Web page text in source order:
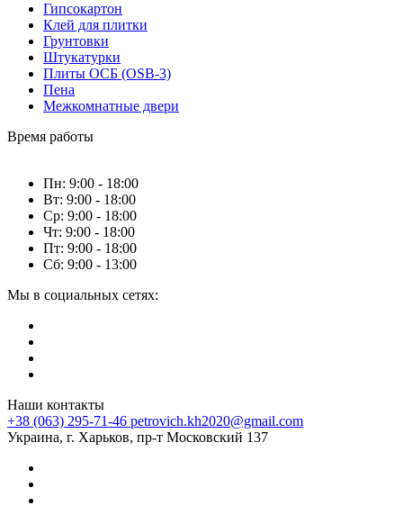
Гипсокартон
Клей для плитки
Грунтовки
Штукатурки
Плиты ОСБ (OSB-3)
Пена
Межкомнатные двери
Время работы
Пн: 9:00 - 18:00
Вт: 9:00 - 18:00
Ср: 9:00 - 18:00
Чт: 9:00 - 18:00
Пт: 9:00 - 18:00
Сб: 9:00 - 13:00
Мы в социальных сетях:
Наши контакты
+38 (063) 295-71-46 petrovich.kh2020@gmail.com
Украина, г. Харьков, пр-т Московский 137